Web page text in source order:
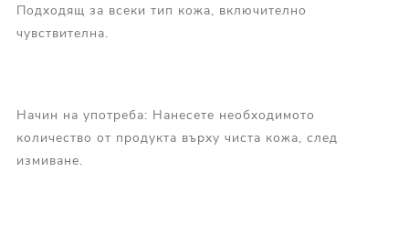
Подходящ за всеки тип кожа, включително
чувствителна.
Начин на употреба: Нанесете необходимото
количество от продукта върху чиста кожа, след
измиване.